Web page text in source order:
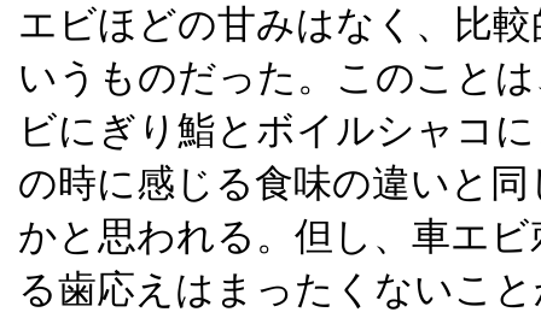
エビほどの甘みはなく、比
いうものだった。このこと
ビにぎり鮨とボイルシャコ
の時に感じる食味の違いと
かと思われる。但し、車エ
る歯応えはまったくないこ